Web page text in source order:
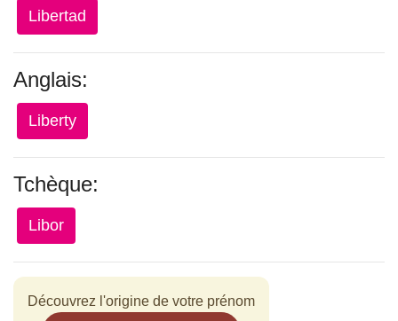
Libertad
Anglais:
Liberty
Tchèque:
Libor
Découvrez l'origine de votre prénom